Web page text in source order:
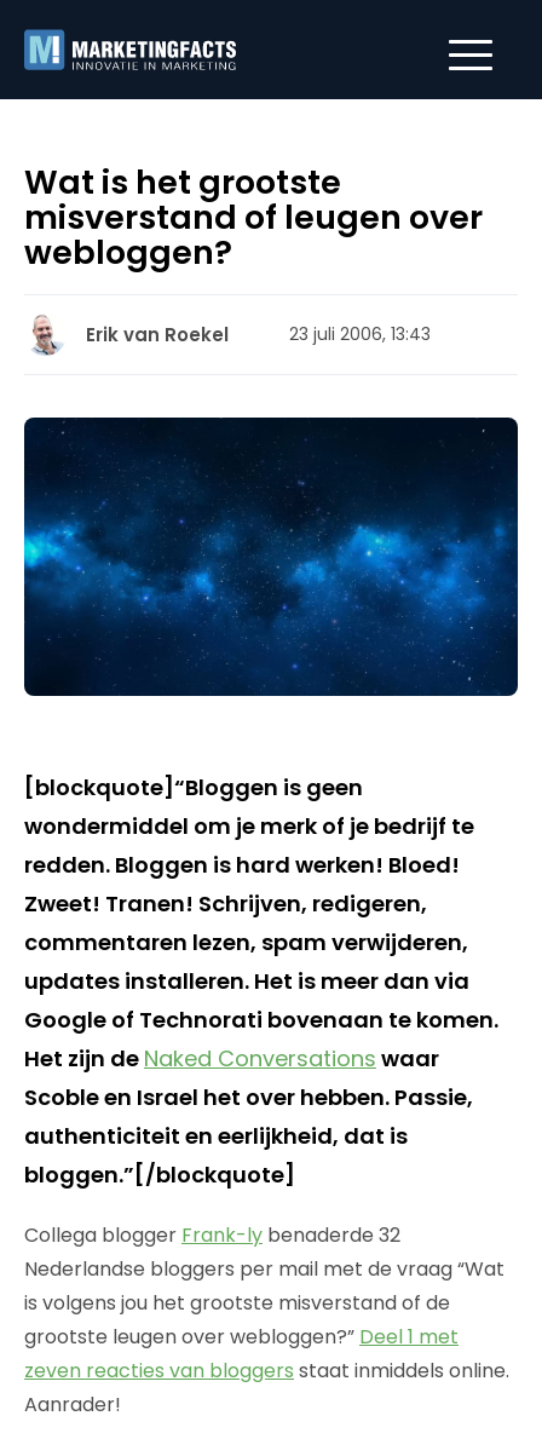
Wat is het grootste
misverstand of leugen over
webloggen?
Erik van Roekel 23 juli 2006, 13:43
[blockquote]“Bloggen is geen
wondermiddel om je merk of je bedrijf te
redden. Bloggen is hard werken! Bloed!
Zweet! Tranen! Schrijven, redigeren,
commentaren lezen, spam verwijderen,
updates installeren. Het is meer dan via
Google of Technorati bovenaan te komen.
Het zijn de Naked Conversations waar
Scoble en Israel het over hebben. Passie,
authenticiteit en eerlijkheid, dat is
bloggen.”[/blockquote]
Collega blogger Frank-ly benaderde 32
Nederlandse bloggers per mail met de vraag “Wat
is volgens jou het grootste misverstand of de
grootste leugen over webloggen?” Deel 1 met
zeven reacties van bloggers staat inmiddels online.
Aanrader!